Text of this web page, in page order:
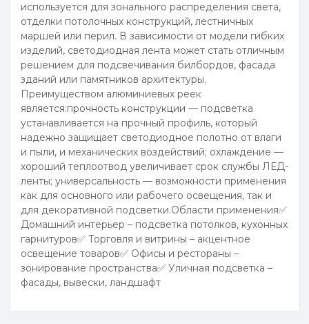
используется для зонального распределения света,
отделки потолочных конструкций, лестничных
маршей или перил. В зависимости от модели гибких
изделий, светодиодная лента может стать отличным
решением для подсвечивания билбордов, фасада
зданий или памятников архитектуры.
Преимуществом алюминиевых реек
является:прочность конструкции — подсветка
устанавливается на прочный профиль, который
надежно защищает светодиодное полотно от влаги
и пыли, и механических воздействий; охлаждение —
хороший теплоотвод увеличивает срок службы ЛЕД-
ленты; универсальность — возможности применения
как для основного или рабочего освещения, так и
для декоративной подсветки.Области применения✅
Домашний интерьер – подсветка потолков, кухонных
гарнитуров✅ Торговля и витрины – акцентное
освещение товаров✅ Офисы и рестораны –
зонирование пространства✅ Уличная подсветка –
фасады, вывески, ландшафт